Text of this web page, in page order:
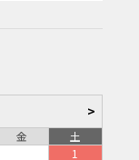
>
金
土
1